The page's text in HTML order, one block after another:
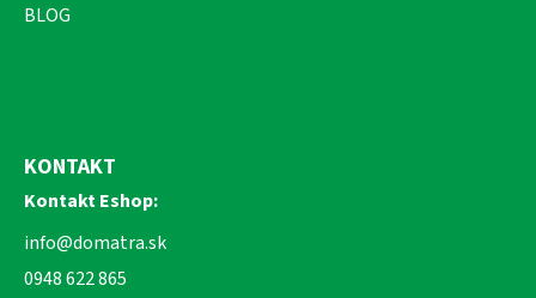
BLOG
KONTAKT
Kontakt Eshop:
info@domatra.sk
0948 622 865